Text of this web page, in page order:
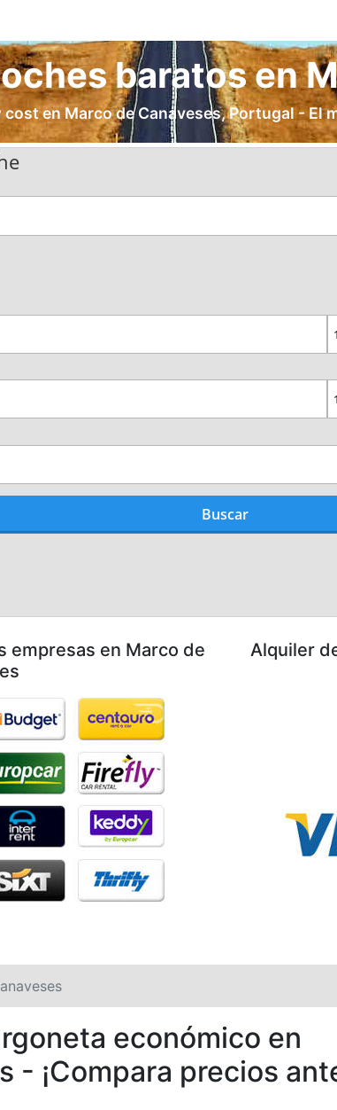
baratos en
en Marco de Canaveses, Portugal - El
empresas en Marco de
Alquiler
económico en
- ¡Compara precios